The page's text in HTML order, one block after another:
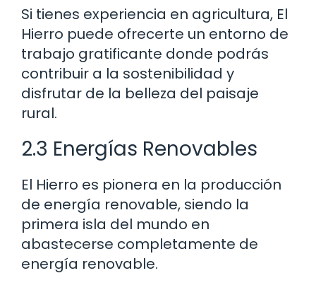
Si tienes experiencia en agricultura, El
Hierro puede ofrecerte un entorno de
trabajo gratificante donde podrás
contribuir a la sostenibilidad y
disfrutar de la belleza del paisaje
rural.
2.3 Energías Renovables
El Hierro es pionera en la producción
de energía renovable, siendo la
primera isla del mundo en
abastecerse completamente de
energía renovable.